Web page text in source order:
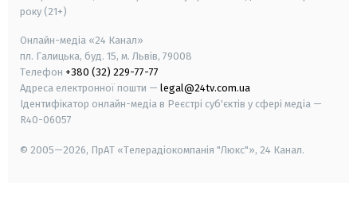
року (21+)
Онлайн-медіа «24 Канал»
пл. Галицька, буд. 15, м. Львів, 79008
Телефон +380 (32) 229-77-77
Адреса електронної пошти — legal@24tv.com.ua
Ідентифікатор онлайн-медіа в Реєстрі суб'єктів у сфері медіа —
R40-06057
© 2005—2026, ПрАТ «Телерадіокомпанія "Люкс"», 24 Канал.